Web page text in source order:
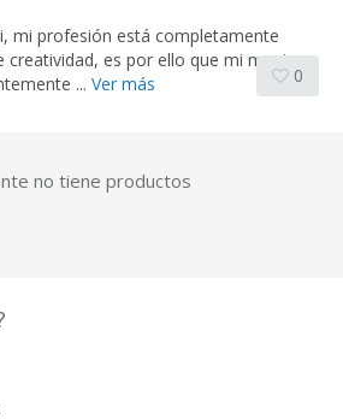
mi profesión está completamente
creatividad, es por ello que mi mente
... Ver más 0
no tiene productos